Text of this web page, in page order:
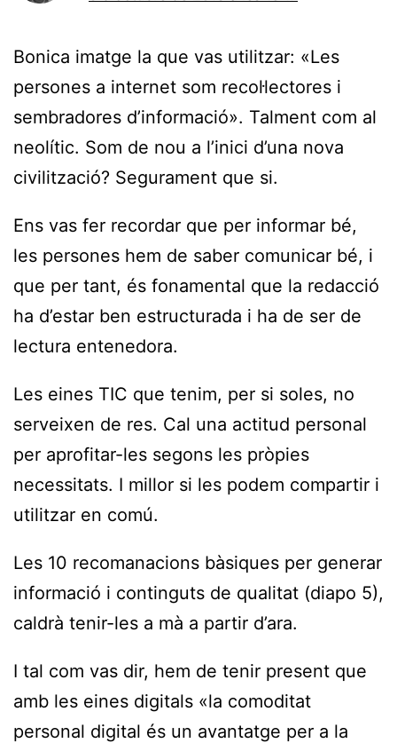
Bonica imatge la que vas utilitzar: «Les
persones a internet som recol·lectores i
sembradores d’informació». Talment com al
neolític. Som de nou a l’inici d’una nova
civilització? Segurament que si.
Ens vas fer recordar que per informar bé,
les persones hem de saber comunicar bé, i
que per tant, és fonamental que la redacció
ha d’estar ben estructurada i ha de ser de
lectura entenedora.
Les eines TIC que tenim, per si soles, no
serveixen de res. Cal una actitud personal
per aprofitar-les segons les pròpies
necessitats. I millor si les podem compartir i
utilitzar en comú.
Les 10 recomanacions bàsiques per generar
informació i continguts de qualitat (diapo 5),
caldrà tenir-les a mà a partir d’ara.
I tal com vas dir, hem de tenir present que
amb les eines digitals «la comoditat
personal digital és un avantatge per a la